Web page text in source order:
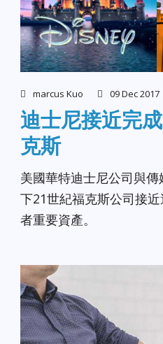
marcus Kuo 09 Dec 2017
迪士尼接近完
克斯
美國華特迪士尼公司與傳
下21世紀福克斯公司接
者重要資產。